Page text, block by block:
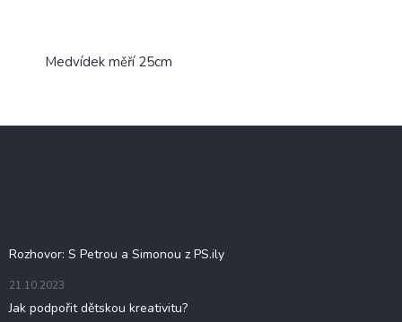
Medvídek měří 25cm
Rozhovor: S Petrou a Simonou z PS.ily
21.10.2023
Jak podpořit dětskou kreativitu?